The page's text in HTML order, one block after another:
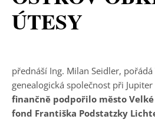
ÚTESY
přednáší Ing. Milan Seidler, pořádá
genealogická společnost při
finančně podpořilo město
fond Františka Podstatzky